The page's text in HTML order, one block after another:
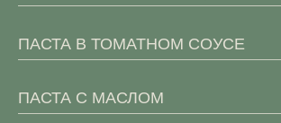
ПАСТА В ТОМАТНОМ СОУСЕ
ПАСТА С МАСЛОМ